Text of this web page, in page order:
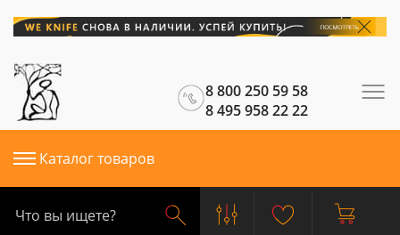
8 800 250 59 58
8 495 958 22 22
Каталог товаров